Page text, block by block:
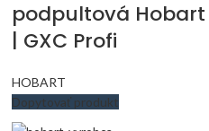
podpultová Hobart
| GXC Profi
HOBART
Dopytovať produkt